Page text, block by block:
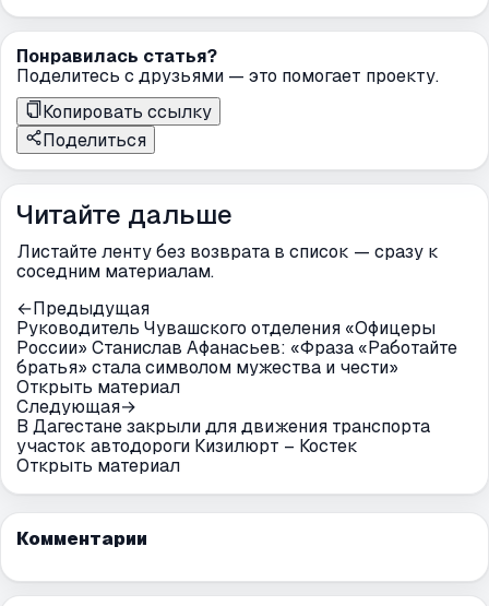
Понравилась статья?
Поделитесь с друзьями — это помогает проекту.
Копировать ссылку
Поделиться
Читайте дальше
Листайте ленту без возврата в список — сразу к
соседним материалам.
←Предыдущая
Руководитель Чувашского отделения «Офицеры
России» Станислав Афанасьев: «Фраза «Работайте
братья» стала символом мужества и чести»
Открыть материал
Следующая→
В Дагестане закрыли для движения транспорта
участок автодороги Кизилюрт – Костек
Открыть материал
Комментарии